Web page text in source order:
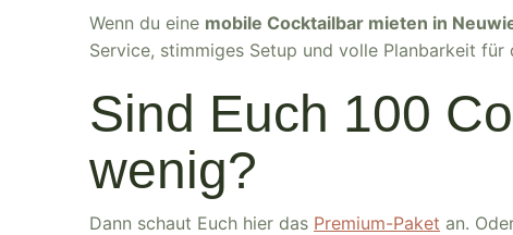
Wenn du eine mobile Cocktailbar mieten in
Service, stimmiges Setup und volle Planbarkeit für
Sind Euch 100
wenig?
Dann schaut Euch hier das Premium-Paket an.